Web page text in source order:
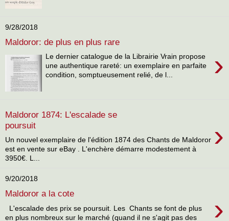
9/28/2018
Maldoror: de plus en plus rare
›
Le dernier catalogue de la Librairie Vrain propose
une authentique rareté: un exemplaire en parfaite
condition, somptueusement relié, de l...
Maldoror 1874: L'escalade se
poursuit
›
Un nouvel exemplaire de l'édition 1874 des Chants de Maldoror
est en vente sur eBay . L'enchère démarre modestement à
3950€. L...
9/20/2018
Maldoror a la cote ›
L'escalade des prix se poursuit. Les Chants se font de plus
en plus nombreux sur le marché (quand il ne s'agit pas des